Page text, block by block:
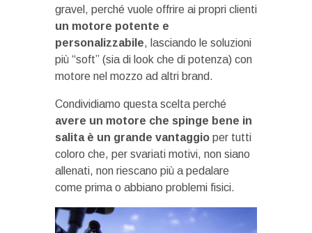
gravel, perché vuole offrire ai propri clienti
un motore potente e
personalizzabile, lasciando le soluzioni
più “soft” (sia di look che di potenza) con
motore nel mozzo ad altri brand.
Condividiamo questa scelta perché
avere un motore che spinge bene in
salita è un grande vantaggio per tutti
coloro che, per svariati motivi, non siano
allenati, non riescano più a pedalare
come prima o abbiano problemi fisici.